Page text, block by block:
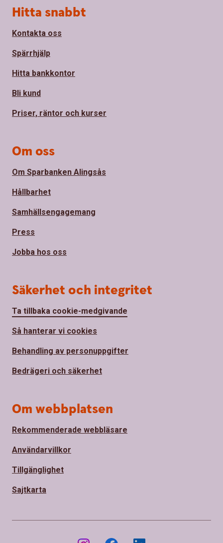
Sidfot
Hitta snabbt
Kontakta oss
Spärrhjälp
Hitta bankkontor
Bli kund
Priser, räntor och kurser
Om oss
Om Sparbanken Alingsås
Hållbarhet
Samhällsengagemang
Press
Jobba hos oss
Säkerhet och integritet
Ta tillbaka cookie-medgivande
Så hanterar vi cookies
Behandling av personuppgifter
Bedrägeri och säkerhet
Om webbplatsen
Rekommenderade webbläsare
Användarvillkor
Tillgänglighet
Sajtkarta